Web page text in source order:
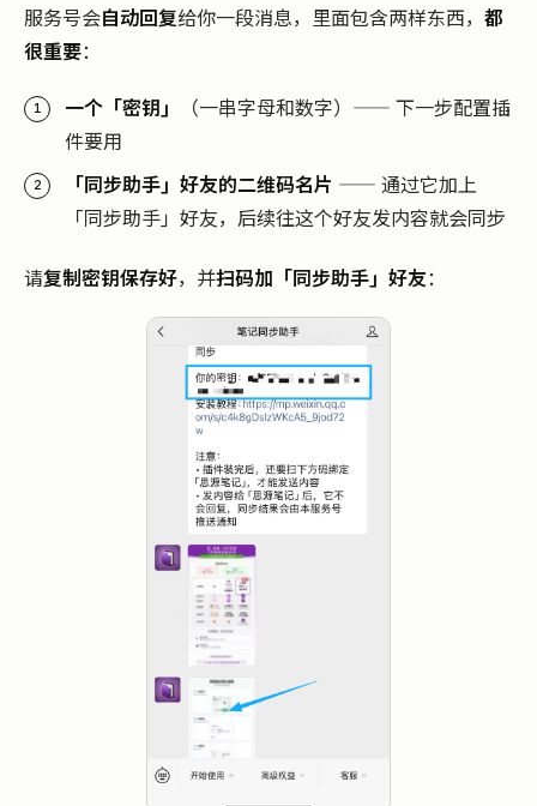
服务号会自动回复给你一段消息，里面包含两样东西， 都
很重要：
一个「密钥」
（一串字母和数字）—— 下一步配置插
件要用
「同步助手」好友的二维码名片 —— 通过它加上
「同步助手」好友，后续往这个好友发内容就会同步
请复制密钥保存好，并扫码加「同步助手」好友：